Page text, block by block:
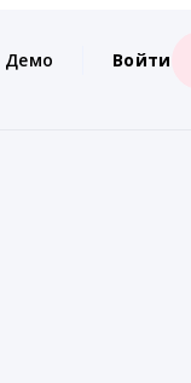
Демо Войти